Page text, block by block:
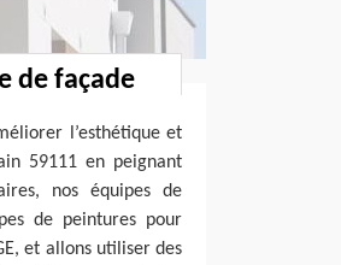
de façade
l’esthétique et
59111 en peignant
nos équipes de
de peintures pour
et allons utiliser des